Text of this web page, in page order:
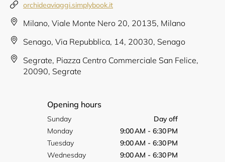
orchideaviaggi.simplybook.it
Milano, Viale Monte Nero 20, 20135, Milano
Senago, Via Repubblica, 14, 20030, Senago
Segrate, Piazza Centro Commerciale San Felice,
20090, Segrate
Opening hours
Sunday
Day off
Monday
9:00 AM - 6:30 PM
Tuesday
9:00 AM - 6:30 PM
Wednesday
9:00 AM - 6:30 PM